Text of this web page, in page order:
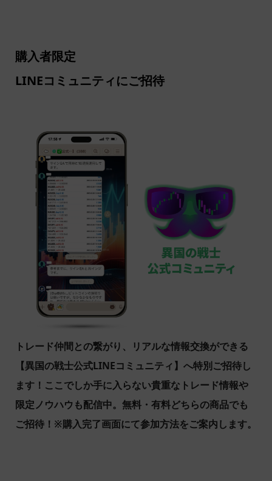
購入者限定
LINEコミュニティにご招待
トレード仲間との繋がり、リアルな情報交換ができる
【異国の戦士公式LINEコミュニティ】へ特別ご招待し
ます！ここでしか手に入らない貴重なトレード情報や
限定ノウハウも配信中。無料・有料どちらの商品でも
ご招待！※購入完了画面にて参加方法をご案内します。